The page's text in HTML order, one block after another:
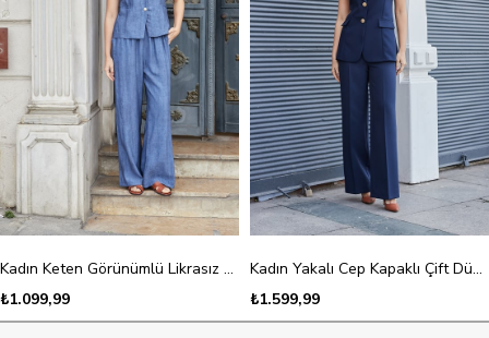
Kadın Keten Görünümlü Likrasız Kumaş Balen Yaka Flato Cepli Düğmeli Yelek-İndigo
₺1.099,99
Kadın Yakalı Cep Kapaklı Çift Düğmeli Hafif Likralı Kumaş Yelek-Lacivert
₺1.599,99